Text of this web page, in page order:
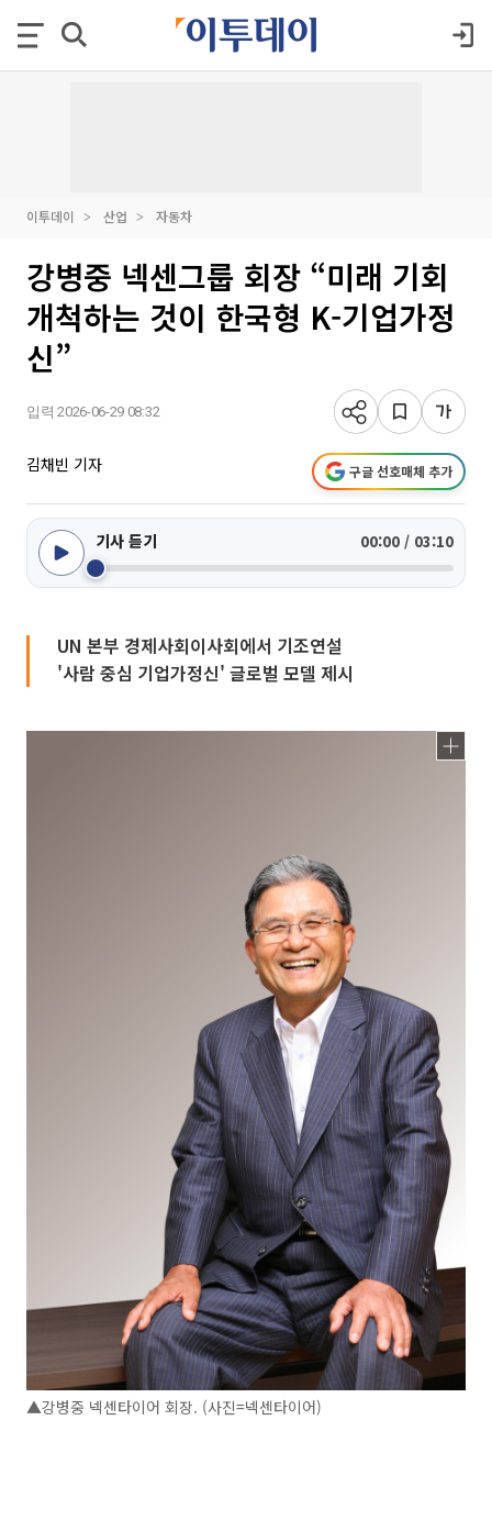
이투데이 산업 자동차
강병중 넥센그룹 회장 “미래 기회
개척하는 것이 한국형 K-기업가정
신”
입력 2026-06-29 08:32
김채빈 기자 구글 선호매체 추가
기사 듣기 00:00 / 03:10
UN 본부 경제사회이사회에서 기조연설
'사람 중심 기업가정신' 글로벌 모델 제시
▲강병중 넥센타이어 회장. (사진=넥센타이어)